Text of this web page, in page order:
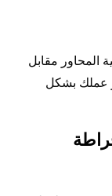
المحاور مقابل
عملك بشكل